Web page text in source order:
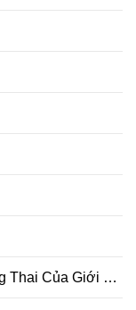
Trùng Sinh Làm Ảnh Hậu Mang Thai Của Giới Giải Trí